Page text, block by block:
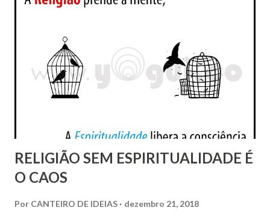
cristãs, todas concordes a esse respeito.
RELIGIÃO SEM ESPIRITUALIDADE É
O CAOS
Por CANTEIRO DE IDEIAS dezembro 21, 2018